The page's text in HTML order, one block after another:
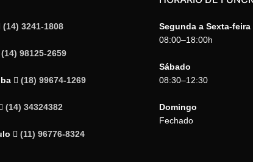
(14) 3241-1808
(14) 98125-2659
(18) 99674-1269
(14) 34324382
(11) 96776-8324
Segunda a Sexta-feira
08:00–18:00h
Sábado
08:30–12:30
Domingo
Fechado